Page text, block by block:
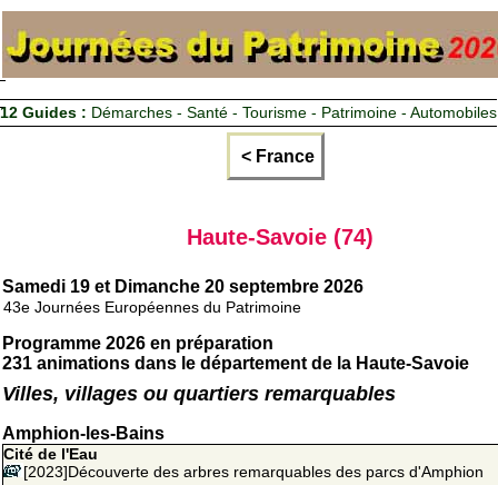
12 Guides : Démarches - Santé - Tourisme - Patrimoine - Automobiles
< France
Haute-Savoie (74)
Samedi 19 et Dimanche 20 septembre 2026
43e Journées Européennes du Patrimoine
Programme 2026 en préparation
231 animations dans le département de la Haute-Savoie
Villes, villages ou quartiers remarquables
Amphion-les-Bains
Cité de l'Eau
[2023]Découverte des arbres remarquables des parcs d'Amphion